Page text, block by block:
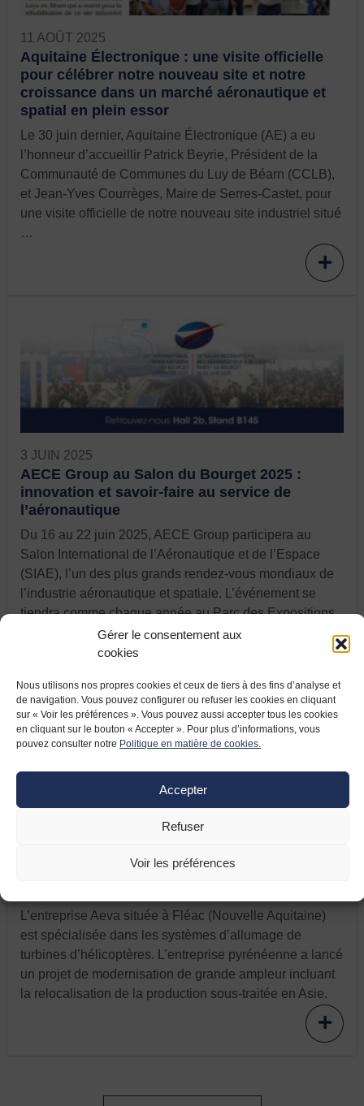
Gérer le consentement aux
cookies
Nous utilisons nos propres cookies et ceux de tiers à des fins d’analyse et
de navigation. Vous pouvez configurer ou refuser les cookies en cliquant
sur « Voir les préférences ». Vous pouvez aussi accepter tous les cookies
en cliquant sur le bouton « Accepter ». Pour plus d’informations, vous
pouvez consulter notre Politique en matière de cookies.
Accepter
Refuser
Voir les préférences
11 AOÛT 2025
Aquitaine Électronique : une visite officielle
pour célébrer notre nouveau site et notre
croissance dans un marché aéronautique et
spatial en plein essor
Le 30 juin dernier, Aquitaine Électronique (AE) a eu
l’honneur d’accueillir Patrick Beyrie, Président de la
Communauté de Communes du Luy de Béarn (CCLB),
et Jean-Yves Courrèges, Maire de Serres-Castet, pour
une visite officielle de notre nouveau site industriel situé
…
3 JUIN 2025
AECE Group au Salon du Bourget 2025 :
innovation et savoir-faire au service de
l’aéronautique
Du 16 au 22 juin 2025, AECE Group participera au
Salon International de l’Aéronautique et de l’Espace
(SIAE), l’un des plus grands rendez-vous mondiaux de
l’industrie aéronautique et spatiale. L’événement se
tiendra comme chaque année au Parc des Expositions
France relance : l’entreprise Aeva modernise
L’entreprise Aeva située à Fléac (Nouvelle Aquitaine)
est spécialisée dans les systèmes d’allumage de
turbines d’hélicoptères. L’entreprise pyrénéenne a lancé
un projet de modernisation de grande ampleur incluant
la relocalisation de la production sous-traitée en Asie.